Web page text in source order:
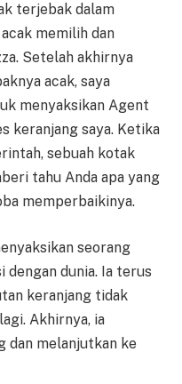
terjebak dalam
memilih dan
Setelah akhirnya
acak, saya
menyaksikan Agent
keranjang saya. Ketika
sebuah kotak
tahu Anda apa yang
memperbaikinya.
seorang
dunia. Ia terus
keranjang tidak
Akhirnya, ia
dan melanjutkan ke